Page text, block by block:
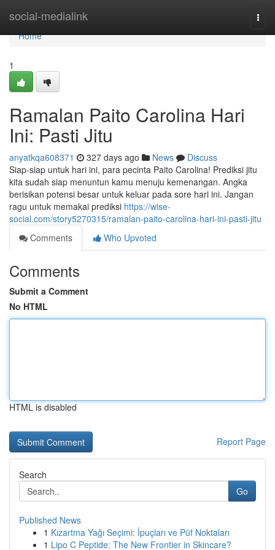
social-medialink
Home
Home
1
Ramalan Paito Carolina Hari
Ini: Pasti Jitu
anyatkqa608371 327 days ago News
Discuss
Siap-siap untuk hari ini, para pecinta Paito Carolina! Prediksi jitu
kita sudah siap menuntun kamu menuju kemenangan. Angka
berisikan potensi besar untuk keluar pada sore hari ini. Jangan
ragu untuk memakai prediksi https://wise-
social.com/story5270315/ramalan-paito-carolina-hari-ini-pasti-jitu
Comments
Who Upvoted
Comments
Submit a Comment
No HTML
HTML is disabled
Report Page
Search
Go
Published News
1 Kızartma Yağı Seçimi: İpuçları ve Püf Noktaları
1 Lipo C Peptide: The New Frontier in Skincare?